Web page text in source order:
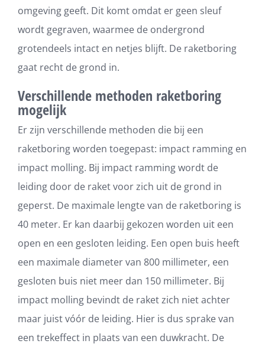
omgeving geeft. Dit komt omdat er geen sleuf
wordt gegraven, waarmee de ondergrond
grotendeels intact en netjes blijft. De raketboring
gaat recht de grond in.
Verschillende methoden raketboring
mogelijk
Er zijn verschillende methoden die bij een
raketboring worden toegepast: impact ramming en
impact molling. Bij impact ramming wordt de
leiding door de raket voor zich uit de grond in
geperst. De maximale lengte van de raketboring is
40 meter. Er kan daarbij gekozen worden uit een
open en een gesloten leiding. Een open buis heeft
een maximale diameter van 800 millimeter, een
gesloten buis niet meer dan 150 millimeter. Bij
impact molling bevindt de raket zich niet achter
maar juist vóór de leiding. Hier is dus sprake van
een trekeffect in plaats van een duwkracht. De